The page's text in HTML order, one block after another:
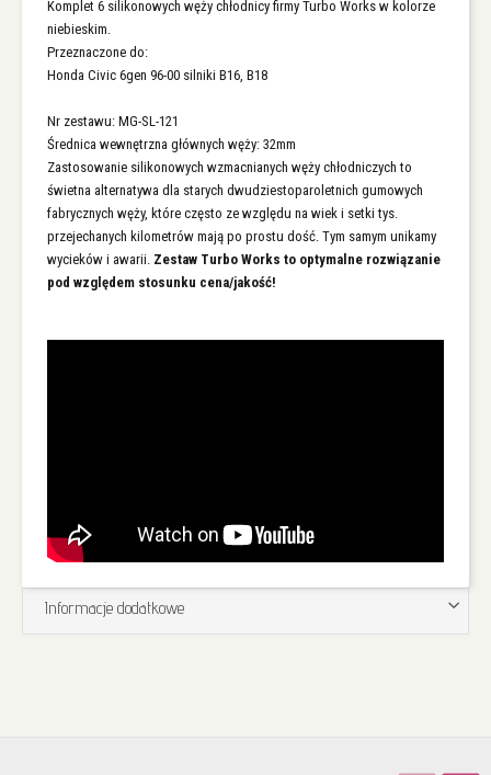
Komplet 6 silikonowych węży chłodnicy firmy Turbo Works w kolorze
niebieskim.
Przeznaczone do:
Honda Civic 6gen 96-00 silniki B16, B18
Nr zestawu: MG-SL-121
Średnica wewnętrzna głównych węży: 32mm
Zastosowanie silikonowych wzmacnianych węży chłodniczych to
świetna alternatywa dla starych dwudziestoparoletnich gumowych
fabrycznych węży, które często ze względu na wiek i setki tys.
przejechanych kilometrów mają po prostu dość. Tym samym unikamy
wycieków i awarii. Zestaw Turbo Works to optymalne rozwiązanie
pod względem stosunku cena/jakość!
Informacje dodatkowe